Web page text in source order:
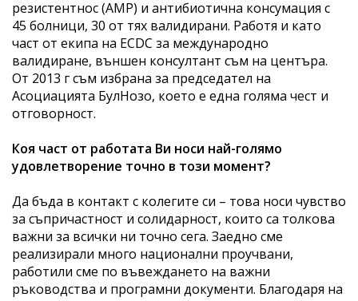
резистентнос (АМР) и антибиотична консумация с
45 болници, 30 от тях валидирани. Работя и като
част от екипа на ECDC за международно
валидиране, външен консултант съм на центъра.
От 2013 г съм избрана за председател на
Асоциацията БулНозо, което е една голяма чест и
отговорност.
Коя част от работата Ви носи най-голямо
удовлетворение точно в този момент?
Да бъда в контакт с колегите си – това носи чувство
за съпричастност и солидарност, които са толкова
важни за всички ни точно сега. Заедно сме
реализирали много национални проучвани,
работили сме по въвеждането на важни
ръководства и програмни документи. Благодаря на